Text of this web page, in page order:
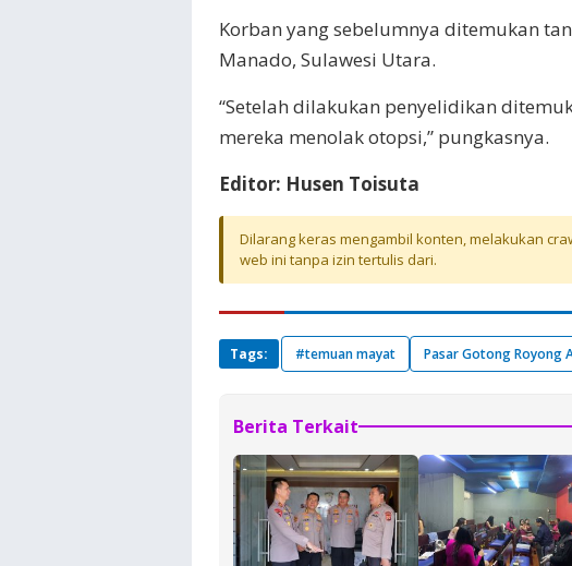
Korban yang sebelumnya ditemukan
Manado, Sulawesi Utara.
“Setelah dilakukan penyelidikan
mereka menolak otopsi,” pungkasnya.
Editor: Husen Toisuta
Dilarang keras mengambil konten, melakukan
web ini tanpa izin tertulis dari.
Tags: #temuan mayat Pasar Gotong Royong
Berita Terkait